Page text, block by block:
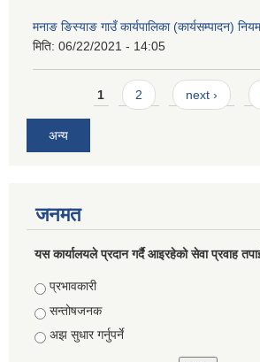
मनाङ ङिस्याङ गाउँ कार्यपालिका (कार्यसम्पादन)
मिति: 06/22/2021 - 14:05
Pages1 2 next ›
अन्य
जनमत
यस कार्यालयले प्रदान गर्दै आइरहेको सेवा प्रवाह
Choices
प्रभावकारी
सन्तोषजनक
अझ सुधार गर्नुपर्ने